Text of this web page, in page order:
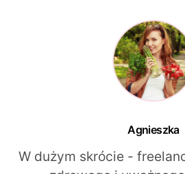
Agnieszka
W dużym skrócie -